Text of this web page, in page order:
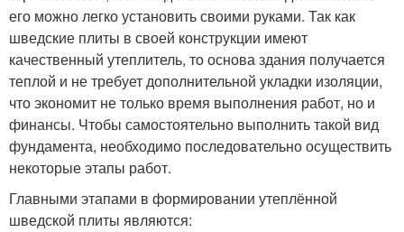
его можно легко установить своими руками. Так как
шведские плиты в своей конструкции имеют
качественный утеплитель, то основа здания получается
теплой и не требует дополнительной укладки изоляции,
что экономит не только время выполнения работ, но и
финансы. Чтобы самостоятельно выполнить такой вид
фундамента, необходимо последовательно осуществить
некоторые этапы работ.
Главными этапами в формировании утеплённой
шведской плиты являются: